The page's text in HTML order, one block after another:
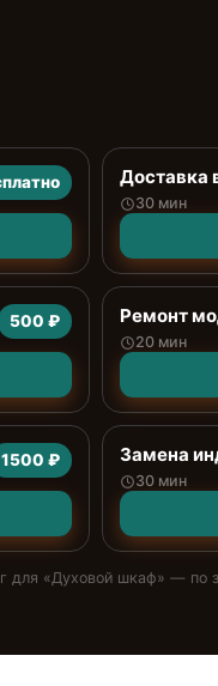
Доставка
30 мин
500 ₽ Ремонт
20 мин
1500 ₽ Замена
30 мин
для «Духовой шкаф» — по